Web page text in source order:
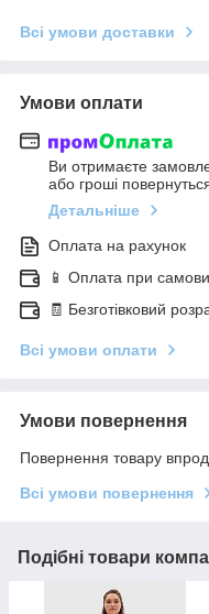
Всі умови доставки
Умови оплати
Ви отримаєте
або гроші
Детальніше
Оплата на рахунок
📱 Оплата при
🧾 Безготівковий
Всі умови оплати
Умови повернення
Повернення товару
Всі умови повернення
Подібні товари